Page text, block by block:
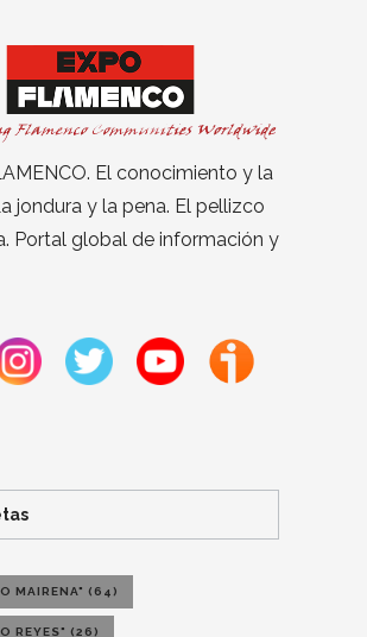
El conocimiento y la
jondura y la pena. El pellizco
Portal global de información y
MAIRENA" (64)
REYES" (26)